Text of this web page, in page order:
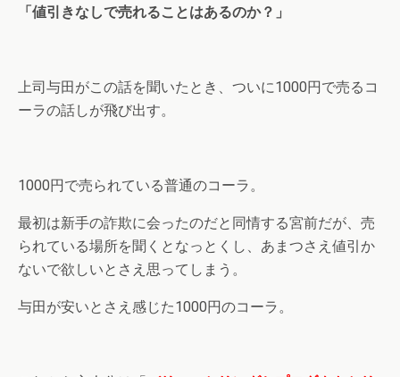
「値引きなしで売れることはあるのか？」
上司与田がこの話を聞いたとき、ついに1000円で売るコ
ーラの話しが飛び出す。
1000円で売られている普通のコーラ。
最初は新手の詐欺に会ったのだと同情する宮前だが、売
られている場所を聞くとなっとくし、あまつさえ値引か
ないで欲しいとさえ思ってしまう。
与田が安いとさえ感じた1000円のコーラ。